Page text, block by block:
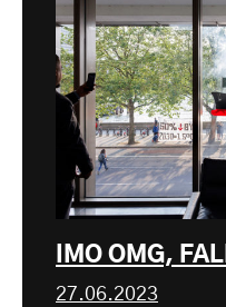
IMO OMG,
27.06.2023